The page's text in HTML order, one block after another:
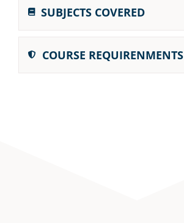
SUBJECTS COVERED
COURSE REQUIRENMENTS